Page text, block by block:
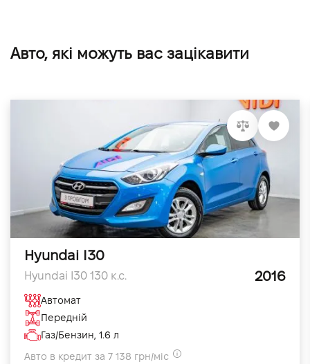
Авто, які можуть вас зацікавити
Hyundai I30
Hyundai I30 130 к.с. 2016
Автомат
Передній
Газ/Бензин, 1.6 л
Авто в кредит за 7 138 грн/міс